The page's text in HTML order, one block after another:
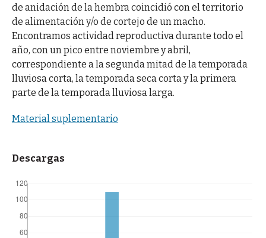
de anidación de la hembra coincidió con el territorio
de alimentación y/o de cortejo de un macho.
Encontramos actividad reproductiva durante todo el
año, con un pico entre noviembre y abril,
correspondiente a la segunda mitad de la temporada
lluviosa corta, la temporada seca corta y la primera
parte de la temporada lluviosa larga.
Material suplementario
Descargas